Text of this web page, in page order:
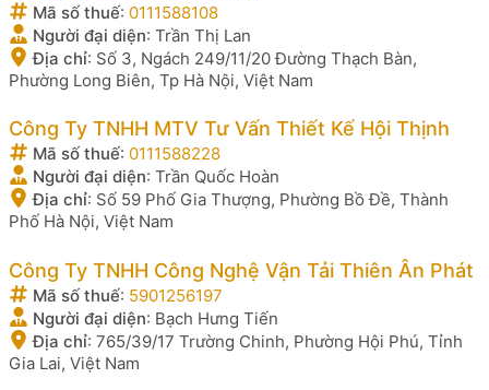
Mã số thuế: 0111588108
Người đại diện: Trần Thị Lan
Địa chỉ: Số 3, Ngách 249/11/20 Đường Thạch Bàn,
Phường Long Biên, Tp Hà Nội, Việt Nam
Công Ty TNHH MTV Tư Vấn Thiết Kế Hội Thịnh
Mã số thuế: 0111588228
Người đại diện: Trần Quốc Hoàn
Địa chỉ: Số 59 Phố Gia Thượng, Phường Bồ Đề, Thành
Phố Hà Nội, Việt Nam
Công Ty TNHH Công Nghệ Vận Tải Thiên Ân Phát
Mã số thuế: 5901256197
Người đại diện: Bạch Hưng Tiến
Địa chỉ: 765/39/17 Trường Chinh, Phường Hội Phú, Tỉnh
Gia Lai, Việt Nam